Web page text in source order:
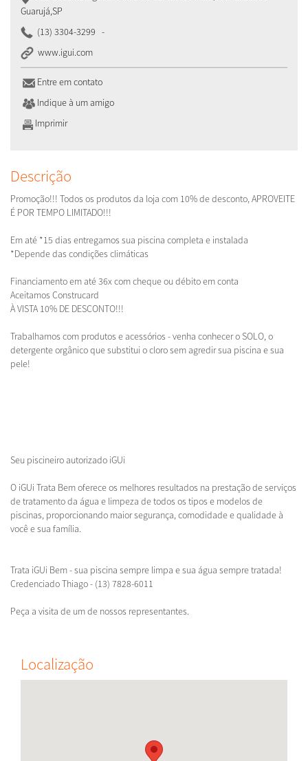
Guarujá,SP
(13) 3304-3299 -
www.igui.com
Entre em contato
Indique à um amigo
Imprimir
Descrição
Promoção!!! Todos os produtos da loja com 10% de desconto, APROVEITE
É POR TEMPO LIMITADO!!!
Em até *15 dias entregamos sua piscina completa e instalada
*Depende das condições climáticas
Financiamento em até 36x com cheque ou débito em conta
Aceitamos Construcard
À VISTA 10% DE DESCONTO!!!
Trabalhamos com produtos e acessórios - venha conhecer o SOLO, o
detergente orgânico que substitui o cloro sem agredir sua piscina e sua
pele!
Seu piscineiro autorizado iGUi
O iGUi Trata Bem oferece os melhores resultados na prestação de serviços
de tratamento da água e limpeza de todos os tipos e modelos de
piscinas, proporcionando maior segurança, comodidade e qualidade à
você e sua família.
Trata iGUi Bem - sua piscina sempre limpa e sua água sempre tratada!
Credenciado Thiago - (13) 7828-6011
Peça a visita de um de nossos representantes.
Localização